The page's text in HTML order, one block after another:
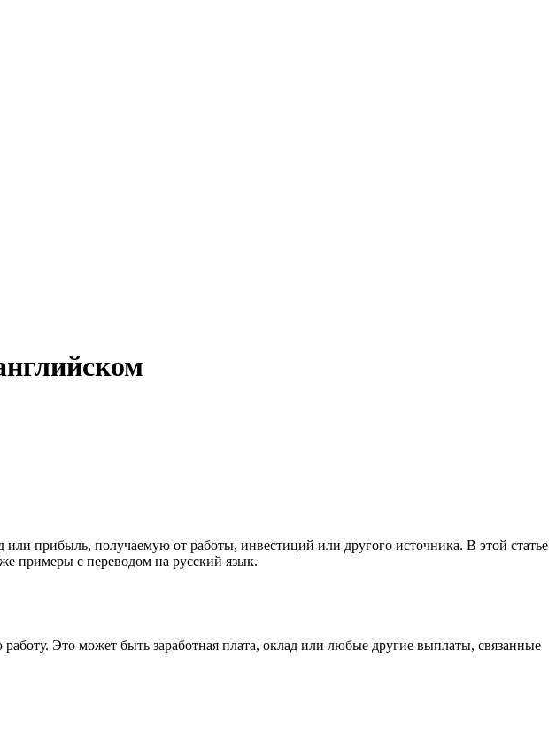
или прибыль, получаемую от работы, инвестиций или другого источника. В этой статье
примеры с переводом на русский язык.
Это может быть заработная плата, оклад или любые другие выплаты, связанные